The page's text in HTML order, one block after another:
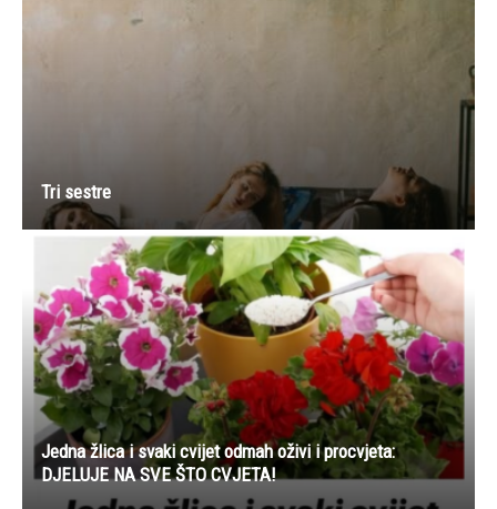
Tri sestre
Jedna žlica i svaki cvijet odmah oživi i procvjeta:
DJELUJE NA SVE ŠTO CVJETA!